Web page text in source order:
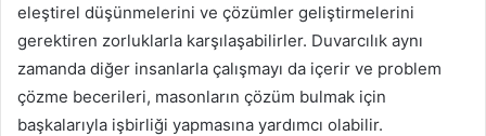
eleştirel düşünmelerini ve çözümler geliştirmelerini
gerektiren zorluklarla karşılaşabilirler. Duvarcılık aynı
zamanda diğer insanlarla çalışmayı da içerir ve problem
çözme becerileri, masonların çözüm bulmak için
başkalarıyla işbirliği yapmasına yardımcı olabilir.